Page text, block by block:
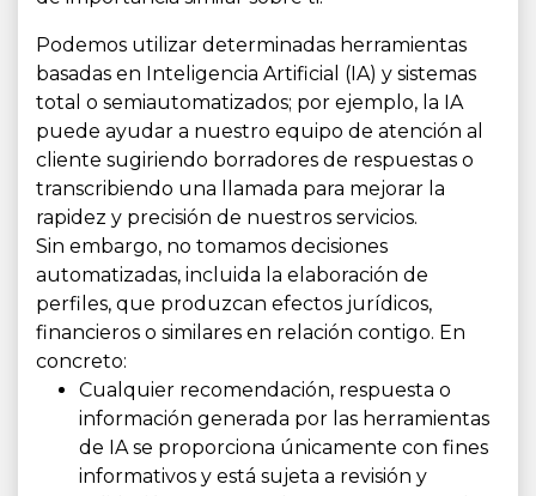
Podemos utilizar determinadas herramientas
basadas en Inteligencia Artificial (IA) y sistemas
total o semiautomatizados; por ejemplo, la IA
puede ayudar a nuestro equipo de atención al
cliente sugiriendo borradores de respuestas o
transcribiendo una llamada para mejorar la
rapidez y precisión de nuestros servicios.
Sin embargo, no tomamos decisiones
automatizadas, incluida la elaboración de
perfiles, que produzcan efectos jurídicos,
financieros o similares en relación contigo. En
concreto:
Cualquier recomendación, respuesta o
información generada por las herramientas
de IA se proporciona únicamente con fines
informativos y está sujeta a revisión y